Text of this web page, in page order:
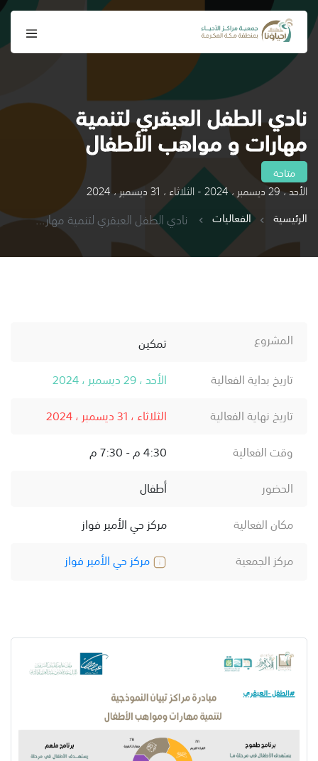
نادي الطفل العبقري لتنمية
مهارات و مواهب الأطفال
متاحة
الأحد ، 29 ديسمبر ، 2024 - الثلاثاء ، 31 ديسمبر ، 2024
الرئيسية
الفعاليات نادي الطفل العبقري لتنمية مهارات و مواهب الأطفال
المشروع
تمكين
تاريخ بداية الفعالية
الأحد ، 29 ديسمبر ، 2024
تاريخ نهاية الفعالية
الثلاثاء ، 31 ديسمبر ، 2024
وقت الفعالية
4:30 م - 7:30 م
الحضور
أطفال
مكان الفعالية
مركز حي الأمير فواز
مركز الجمعية
مركز حي الأمير فواز